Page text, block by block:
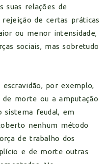
suas relações de
de certas práticas
ou menor intensidade,
sociais, mas sobretudo
escravidão, por exemplo,
de morte ou a amputação
sistema feudal, em
nenhum método
de trabalho dos
e de morte outras